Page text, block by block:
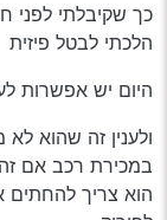
הלכתי לבטל פיזית
היום יש אפשרות
ולענין זה שהוא לא
במכירת רכב אם זה
הוא צריך